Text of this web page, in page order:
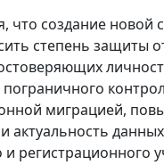
что создание новой
степень защиты
миграцией,
актуальность данных
регистрационного